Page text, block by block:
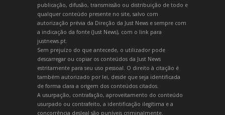
publicação, difusão, transmissão ou distribuição de todo e
qualquer conteúdo presente no site, salvo com
autorização prévia da Direção da Just News e sempre com
a indicação da fonte (Just News), com o link para
justnews.pt.
Sem prejuízo do que antecede, o utilizador pode
descarregar ou copiar os conteúdos da Just News
estritamente para seu uso pessoal. O direito à citação é
também autorizado por lei, desde que seja identificada
de forma clara a origem dos conteúdos citados.
A usurpação, contrafação, aproveitamento do conteúdo
usurpado ou contrafeito, a identificação ilegítima e a
concorrência desleal são puníveis criminalmente.